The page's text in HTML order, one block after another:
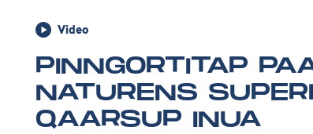
Video
PINNGORTITAP
NATURENS
QAARSUP INUA